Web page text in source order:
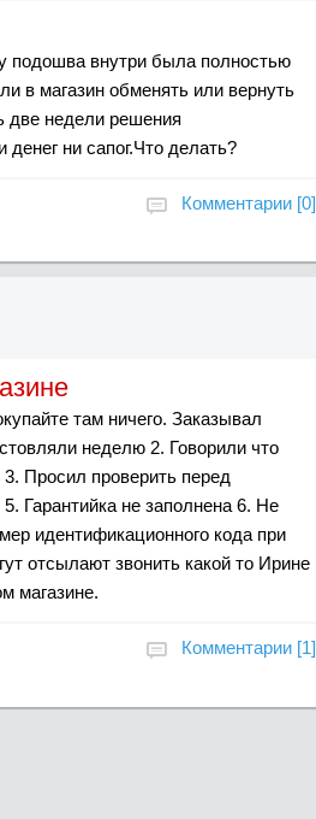
подошва внутри была полностью
в магазин обменять или вернуть
две недели решения
ни сапог.Что делать?
Комментарии [0]
там ничего. Заказывал
неделю 2. Говорили что
Просил проверить перед
Гарантийка не заполнена 6. Не
идентификационного кода при
отсылают звонить какой то Ирине
магазине.
Комментарии [1]